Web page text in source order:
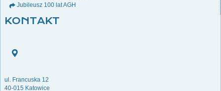
Jubileusz 100 lat AGH
KONTAKT
ul. Francuska 12
40-015 Katowice